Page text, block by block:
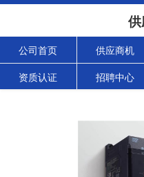
供
公司首页 供应商机
资质认证 招聘中心